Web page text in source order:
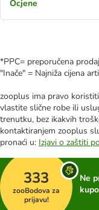
Ocjene
*PPC= preporučena
"Inače" = Najniža cijena
zooplus ima pravo
vlastite slične robe ili
trenutku, bez ikakvih
kontaktiranjem zooplus
pronaći u: Izjavi o zaštiti
333
zooBodova za
prijavu!
Ne